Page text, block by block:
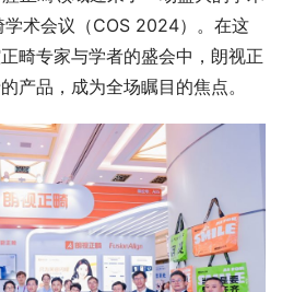
术会议（COS 2024）。在这
畸专家与学者的盛会中，朗视正
产品，成为全场瞩目的焦点。